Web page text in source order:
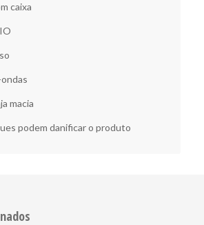
caixa
macia
podem danificar o produto